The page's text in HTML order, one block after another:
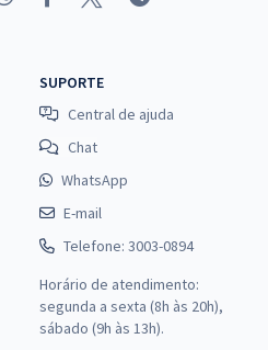
SUPORTE
Central de ajuda
Chat
WhatsApp
E-mail
Telefone: 3003-0894
Horário de atendimento:
segunda a sexta (8h às 20h),
sábado (9h às 13h).